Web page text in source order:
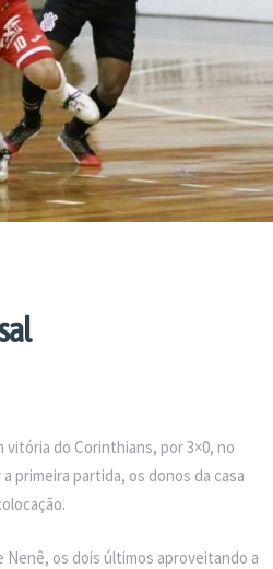
vitória do Corinthians, por 3×0, no
primeira partida, os donos da casa
Nenê, os dois últimos aproveitando a